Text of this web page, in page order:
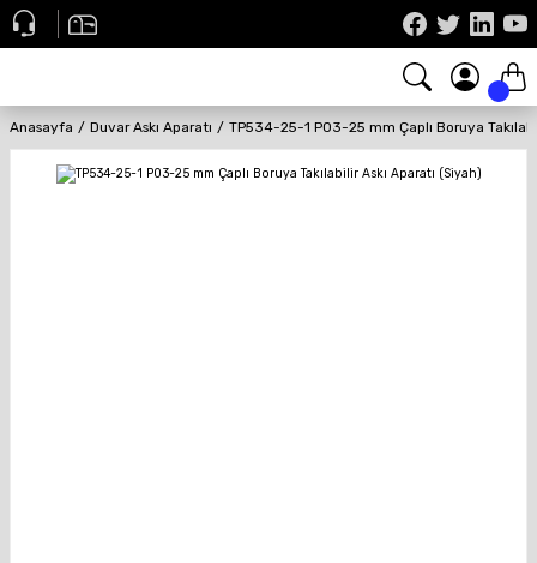
Anasayfa Duvar Askı Aparatı TP534-25-1 P03-25 mm Çaplı Boruya